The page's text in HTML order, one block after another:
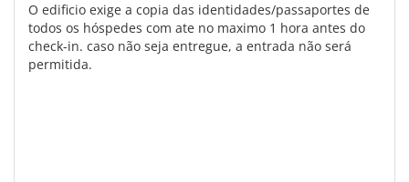
O edificio exige a copia das identidades/passaportes de
todos os hóspedes com ate no maximo 1 hora antes do
check-in. caso não seja entregue, a entrada não será
permitida.